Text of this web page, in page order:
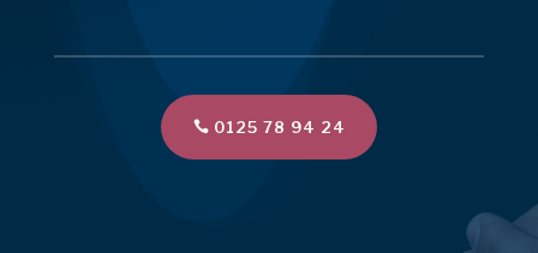
0125 78 94 24